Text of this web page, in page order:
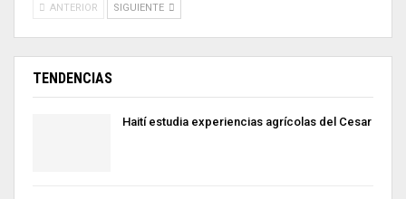
ANTERIOR SIGUIENTE
TENDENCIAS
Haití estudia experiencias agrícolas del Cesar